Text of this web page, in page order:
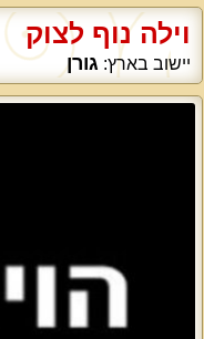
וילה נוף לצוק
יישוב בארץ: גורן